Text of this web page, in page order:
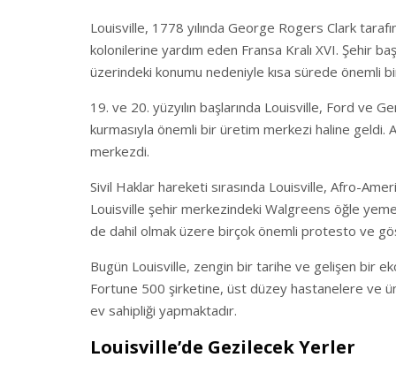
Louisville, 1778 yılında George Rogers Clark
kolonilerine yardım eden Fransa Kralı XVI. Şehir
üzerindeki konumu nedeniyle kısa sürede önemli
19. ve 20. yüzyılın başlarında Louisville, Ford ve
kurmasıyla önemli bir üretim merkezi haline
merkezdi.
Sivil Haklar hareketi sırasında Louisville, Afro-
Louisville şehir merkezindeki Walgreens öğle
de dahil olmak üzere birçok önemli protesto ve
Bugün Louisville, zengin bir tarihe ve gelişen bir
Fortune 500 şirketine, üst düzey hastanelere ve
ev sahipliği yapmaktadır.
Louisville’de Gezilecek Yerler